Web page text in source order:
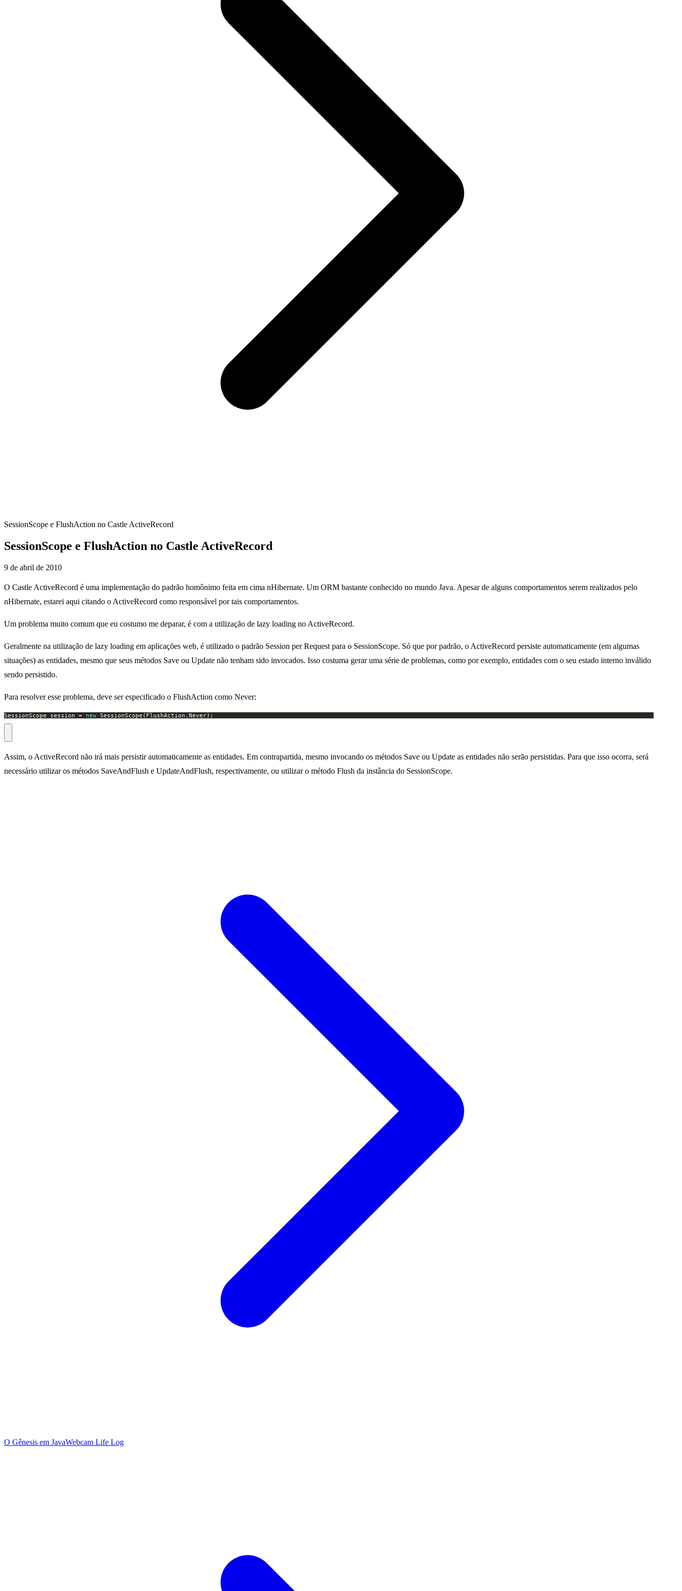
SessionScope e FlushAction no Castle ActiveRecord
SessionScope e FlushAction no Castle ActiveRecord
9 de abril de 2010
O Castle ActiveRecord é uma implementação do padrão homônimo feita em cima nHibernate. Um ORM bastante conhecido no mundo Java. Apesar de alguns comportamentos serem realizados pelo
nHibernate, estarei aqui citando o ActiveRecord como responsável por tais comportamentos.
Um problema muito comum que eu costumo me deparar, é com a utilização de lazy loading no ActiveRecord.
Geralmente na utilização de lazy loading em aplicações web, é utilizado o padrão Session per Request para o SessionScope. Só que por padrão, o ActiveRecord persiste automaticamente (em algumas
situações) as entidades, mesmo que seus métodos Save ou Update não tenham sido invocados. Isso costuma gerar uma série de problemas, como por exemplo, entidades com o seu estado interno inválido
sendo persistido.
Para resolver esse problema, deve ser especificado o FlushAction como Never:
SessionScope session = new SessionScope(FlushAction.Never);
Assim, o ActiveRecord não irá mais persistir automaticamente as entidades. Em contrapartida, mesmo invocando os métodos Save ou Update as entidades não serão persistidas. Para que isso ocorra, será
necessário utilizar os métodos SaveAndFlush e UpdateAndFlush, respectivamente, ou utilizar o método Flush da instância do SessionScope.
O Gênesis em JavaWebcam Life Log